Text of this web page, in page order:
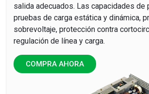
salida adecuados. Las capacidades de
pruebas de carga estática y dinámica,
sobrevoltaje, protección contra
regulación de línea y carga.
COMPRA AHORA